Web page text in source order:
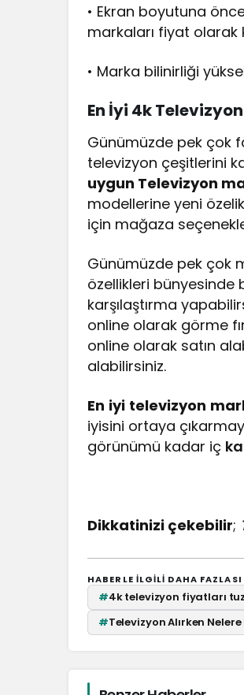
• Ekran boyutuna
markaları fiyat olarak
• Marka bilinirliği
En İyi 4kTelevizyon
Günümüzde pek çok
televizyon çeşitlerini
uygun Televizyon
modellerine yeni
için mağaza
Günümüzde pek çok
özellikleri bünyesinde
karşılaştırma
online olarak görme
online olarak satın
alabilirsiniz.
En iyi televizyon
iyisini ortaya
görünümü kadar iç
Dikkatinizi çekebilir;
HABERLE ILGILI DAHA FAZLASI
#4k televizyon fiyatları
#Televizyon Alırken